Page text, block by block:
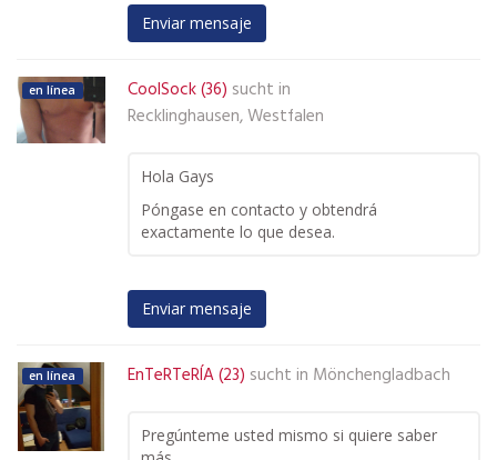
Enviar mensaje
en línea CoolSock (36) sucht in
Recklinghausen, Westfalen
Hola Gays
Póngase en contacto y obtendrá
exactamente lo que desea.
Enviar mensaje
en línea EnTeRTeRÍA (23) sucht in Mönchengladbach
Pregúnteme usted mismo si quiere saber